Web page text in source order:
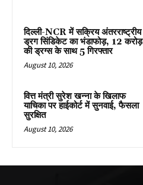
दिल्ली-NCR में सक्रिय अंतरराष्ट्रीय
ड्रग सिंडिकेट का भंडाफोड़, 12 करोड़
की ड्रग्स के साथ 5 गिरफ्तार
August 10, 2026
वित्त मंत्री सुरेश खन्ना के खिलाफ
याचिका पर हाईकोर्ट में सुनवाई, फैसला
सुरक्षित
August 10, 2026